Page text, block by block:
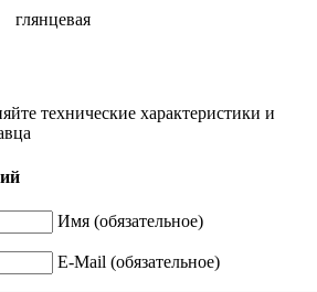
глянцевая
технические характеристики и
Имя (обязательное)
E-Mail (обязательное)